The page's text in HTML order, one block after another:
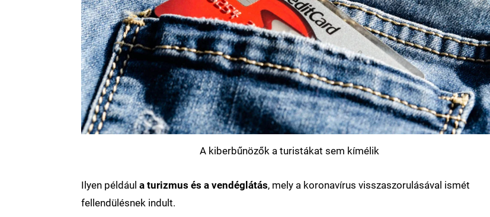
A kiberbűnözők a turistákat sem kímélik
Ilyen például a turizmus és a vendéglátás, mely a koronavírus visszaszorulásával ismét
fellendülésnek indult.